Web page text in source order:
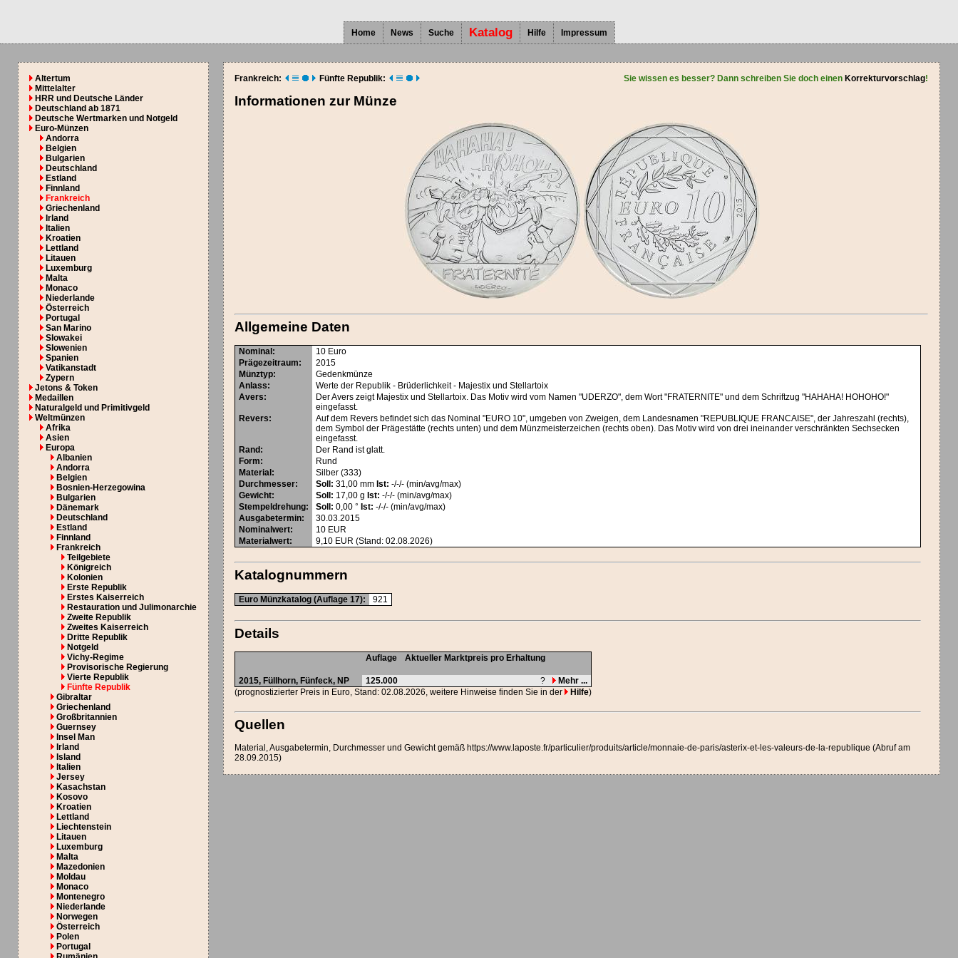
Home News Suche Katalog Hilfe Impressum
Altertum
Mittelalter
HRR und Deutsche Länder
Deutschland ab 1871
Deutsche Wertmarken und Notgeld
Euro-Münzen
Andorra
Belgien
Bulgarien
Deutschland
Estland
Finnland
Frankreich
Griechenland
Irland
Italien
Kroatien
Lettland
Litauen
Luxemburg
Malta
Monaco
Niederlande
Österreich
Portugal
San Marino
Slowakei
Slowenien
Spanien
Vatikanstadt
Zypern
Jetons & Token
Medaillen
Naturalgeld und Primitivgeld
Weltmünzen
Afrika
Asien
Europa
Albanien
Andorra
Belgien
Bosnien-Herzegowina
Bulgarien
Dänemark
Deutschland
Estland
Finnland
Frankreich
Teilgebiete
Königreich
Kolonien
Erste Republik
Erstes Kaiserreich
Restauration und Julimonarchie
Zweite Republik
Zweites Kaiserreich
Dritte Republik
Notgeld
Vichy-Regime
Provisorische Regierung
Vierte Republik
Fünfte Republik
Gibraltar
Griechenland
Großbritannien
Guernsey
Insel Man
Irland
Island
Italien
Jersey
Kasachstan
Kosovo
Kroatien
Lettland
Liechtenstein
Litauen
Luxemburg
Malta
Mazedonien
Moldau
Monaco
Montenegro
Niederlande
Norwegen
Österreich
Polen
Portugal
Frankreich: Fünfte Republik: Sie wissen es besser? Dann schreiben Sie doch einen Korrekturvorschlag!
Informationen zur Münze
Allgemeine Daten
Nominal :
10 Euro
Prägezeitraum:
2015
Münztyp:
Gedenkmünze
Anlass:
Werte der Republik - Brüderlichkeit - Majestix und Stellartoix
Avers:
Der Avers zeigt Majestix und Stellartoix. Das Motiv wird vom Namen "UDERZO", dem Wort "FRATERNITE" und dem Schriftzug "HAHAHA! HOHOHO!"
eingefasst.
Revers:
Auf dem Revers befindet sich das Nominal "EURO 10", umgeben von Zweigen, dem Landesnamen "REPUBLIQUE FRANCAISE", der Jahreszahl (rechts),
dem Symbol der Prägestätte (rechts unten) und dem Münzmeisterzeichen (rechts oben). Das Motiv wird von drei ineinander verschränkten Sechsecken
eingefasst.
Rand :
Der Rand ist glatt.
Form:
Rund
Material :
Silber (333)
Durchmesser: Soll: 31,00 mm Ist: -/-/- (min/avg/max)
Gewicht: Soll: 17,00 g Ist: -/-/- (min/avg/max)
Stempeldrehung: Soll: 0,00 ° Ist: -/-/- (min/avg/max)
Ausgabetermin:
30.03.2015
Nominalwert: 10 EUR
Materialwert:
9,10 EUR (Stand: 02.08.2026)
Katalognummern
Euro Münzkatalog (Auflage 17): 921
Details
Auflage Aktueller Marktpreis pro Erhaltung
2015, Füllhorn, Fünfeck, NP 125.000 ?
Mehr ...
(prognostizierter Preis in Euro, Stand: 02.08.2026, weitere Hinweise finden Sie in der
Hilfe)
Quellen
Material, Ausgabetermin, Durchmesser und Gewicht gemäß https://www.laposte.fr/particulier/produits/article/monnaie-de-paris/asterix-et-les-valeurs-de-la-republique (Abruf am
28.09.2015)